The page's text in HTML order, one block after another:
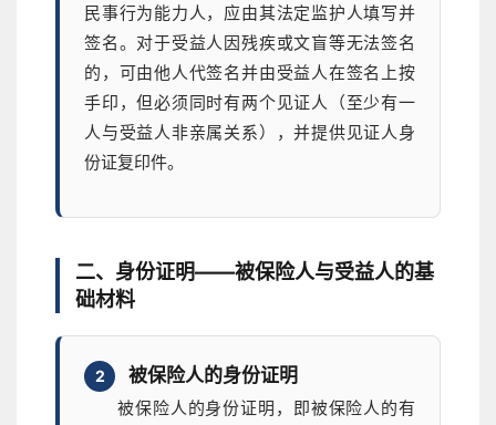
民事行为能力人，应由其法定监护人填写并
签名。对于受益人因残疾或文盲等无法签名
的，可由他人代签名并由受益人在签名上按
手印，但必须同时有两个见证人（至少有一
人与受益人非亲属关系），并提供见证人身
份证复印件。
二、身份证明——被保险人与受益人的基
础材料
2 被保险人的身份证明
被保险人的身份证明，即被保险人的有